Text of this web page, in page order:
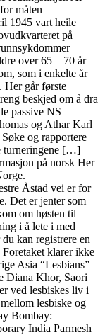
måten
1945 vart heile
på
over 65 – 70 år
som i enkelte år
Her går første
beskjed om å dra
passive NS
og Athar Karl
og rapportere
turneringene […]
på norsk Her
Åstad vei er for
Det er jenter som
om høsten til
i å lete i med
kan registrere en
klarer ikke
Asia “Lesbians”
Diana Khor, Saori
ved lesbiskes liv i
lesbiske og
Bombay:
India Parmesh